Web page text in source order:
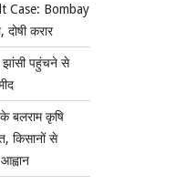
Case: Bombay
करार
पहुंचने से
के बलराम कृषि
किसानों से